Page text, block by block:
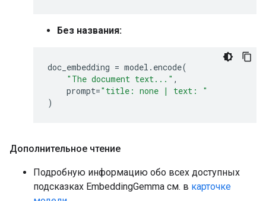
Без названия:
doc_embedding = model . encode(
"The document text..." ,
prompt="title: none | text: "
)
Дополнительное чтение
Подробную информацию обо всех доступных
подсказках EmbeddingGemma см. в карточке